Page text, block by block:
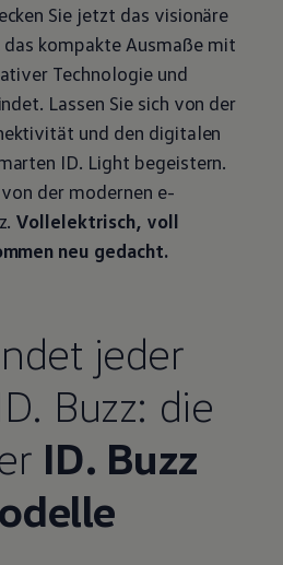
Sie jetzt das visionäre
das kompakte Ausmaße mit
Technologie und
Lassen Sie sich von der
und den digitalen
ID. Light begeistern.
der modernen e-
. Vollelektrisch, voll
neu gedacht.
jeder
Buzz: die
ID. Buzz